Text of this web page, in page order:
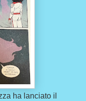
ha lanciato il